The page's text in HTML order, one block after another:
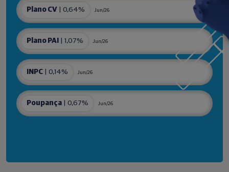
Plano CV | 0,64% Jun/26
Plano PAI | 1,07% Jun/26
INPC | 0,14% Jun/26
Poupança | 0,67% Jun/26